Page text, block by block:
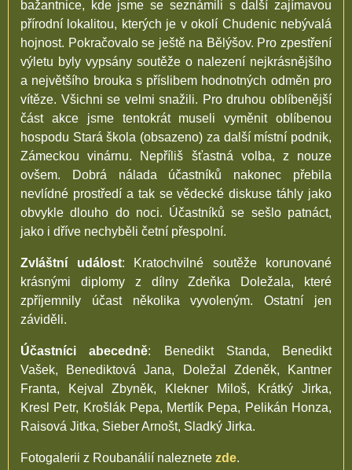
bažantnice, kde jsme se seznámili s další zajímavou
přírodní lokalitou, kterých je v okolí Chudenic nebývalá
hojnost. Pokračovalo se ještě na Bělýšov. Pro zpestření
výletu byly vypsány soutěže o nalezení nejkrásnějšího
a největšího brouka s příslibem hodnotných odměn pro
vítěze. Všichni se velmi snažili. Pro druhou oblíbenější
část akce jsme tentokrát museli vyměnit oblíbenou
hospodu Stará škola (obsazeno) za další místní podnik,
Zámeckou vinárnu. Nepříliš šťastná volba, z nouze
ovšem. Dobrá nálada účastníků nakonec přebila
nevlídné prostředí a tak se vědecké diskuse táhly jako
obvykle dlouho do noci. Účastníků se sešlo patnáct,
jako i dříve nechyběli četní přespolní.
Zvláštní událost: Kratochvilné soutěže korunované
krásnými diplomy z dílny Zdeňka Doležala, které
zpříjemnily účast několika vyvoleným. Ostatní jen
záviděli.
Účastníci abecedně: Benedikt Standa, Benedikt
Vašek, Benediktová Jana, Doležal Zdeněk, Kantner
Franta, Kejval Zbyněk, Klekner Miloš, Krátký Jirka,
Kresl Petr, Krošlák Pepa, Mertlík Pepa, Pelikán Honza,
Raisová Jitka, Sieber Arnošt, Sladký Jirka.
Fotogalerii z Roubanálií naleznete zde.